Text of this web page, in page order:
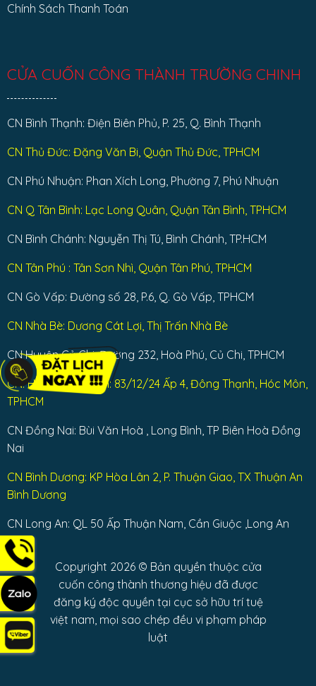
Chính Sách Thanh Toán
CỬA CUỐN CÔNG THÀNH TRƯỜNG CHINH
CN Bình Thạnh: Điện Biên Phủ, P. 25, Q. Bình Thạnh
CN Thủ Đức: Đặng Văn Bi, Quận Thủ Đức, TPHCM
CN Phú Nhuận: Phan Xích Long, Phường 7, Phú Nhuận
CN Q Tân Bình: Lạc Long Quân, Quận Tân Bình, TPHCM
CN Bình Chánh: Nguyễn Thị Tú, Bình Chánh, TP.HCM
CN Tân Phú : Tân Sơn Nhì, Quận Tân Phú, TPHCM
CN Gò Vấp: Đường số 28, P.6, Q. Gò Vấp, TPHCM
CN Nhà Bè: Dương Cát Lợi, Thị Trấn Nhà Bè
CN Huyện Củ Chi: Đường 232, Hoà Phú, Củ Chi, TPHCM
CN: Huyện Hóc Môn: 83/12/24 Ấp 4, Đông Thạnh, Hóc Môn,
TPHCM
CN Đồng Nai: Bùi Văn Hoà , Long Bình, TP Biên Hoà Đồng
Nai
CN Bình Dương: KP Hòa Lân 2, P. Thuận Giao, TX Thuận An
Bình Dương
CN Long An: QL 50 Ấp Thuận Nam, Cần Giuộc ,Long An
Copyright 2026 © Bản quyền thuộc cửa
cuốn công thành thương hiệu đã được
đăng ký độc quyền tại cục sở hữu trí tuệ
việt nam, mọi sao chép đều vi phạm pháp
luật